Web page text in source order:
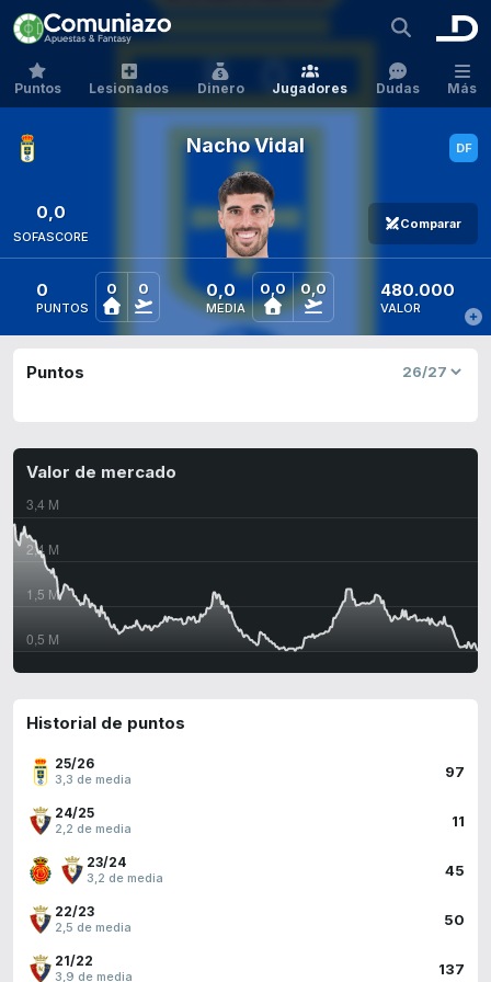
Puntos Lesionados Dinero Jugadores Dudas Más
Nacho Vidal
Comparar
0,0
SOFASCORE
0
PUNTOS
0 0 0,0
MEDIA
0,0 0,0 480.000
VALOR
Puntos
Valor de mercado
Historial de puntos
25/26
3,3 de media 97
24/25
2,2 de media 11
23/24
3,2 de media 45
22/23
2,5 de media 50
21/22
3,9 de media 137